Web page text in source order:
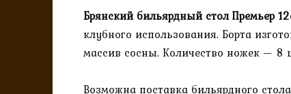
Брянский бильярдный стол Премьер
клубного использования. Борта
массив сосны. Количество ножек — 8
Возможна поставка бильярдного